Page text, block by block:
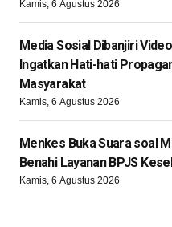
Kamis, 6 Agustus 2026
Media Sosial Dibanjiri
Ingatkan Hati-hati
Masyarakat
Kamis, 6 Agustus 2026
Menkes Buka Suara soal
Benahi Layanan BPJS
Kamis, 6 Agustus 2026